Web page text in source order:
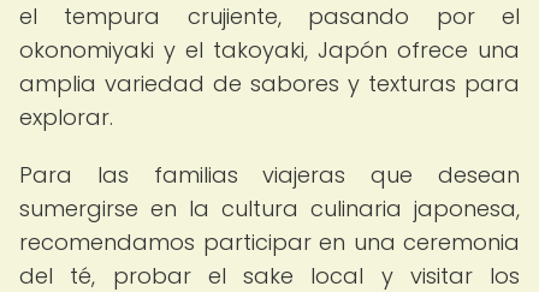
el tempura crujiente, pasando por el
okonomiyaki y el takoyaki, Japón ofrece una
amplia variedad de sabores y texturas para
explorar.
Para las familias viajeras que desean
sumergirse en la cultura culinaria japonesa,
recomendamos participar en una ceremonia
del té, probar el sake local y visitar los